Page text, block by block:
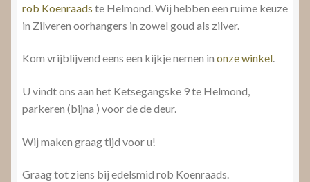
rob Koenraads te Helmond. Wij hebben een ruime keuze
in Zilveren oorhangers in zowel goud als zilver.
Kom vrijblijvend eens een kijkje nemen in onze winkel.
U vindt ons aan het Ketsegangske 9 te Helmond,
parkeren (bijna ) voor de de deur.
Wij maken graag tijd voor u!
Graag tot ziens bij edelsmid rob Koenraads.